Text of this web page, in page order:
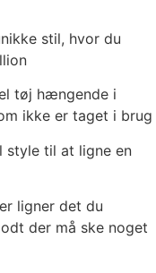
stil, hvor du
tøj hængende i
ikke er taget i brug
style til at ligne en
ligner det du
der må ske noget